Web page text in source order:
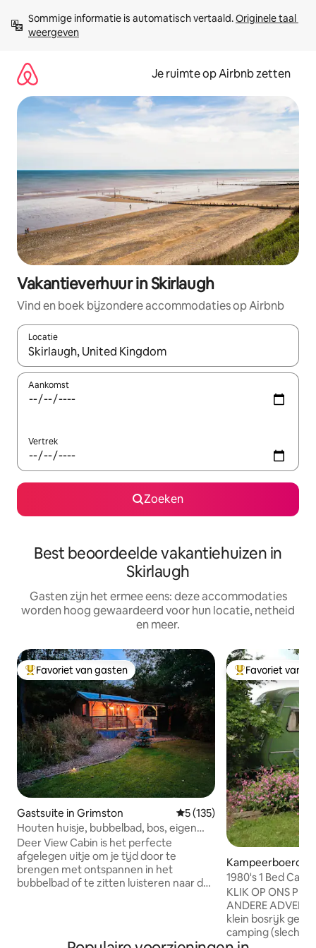
direct
naar
Sommige informatie is automatisch vertaald. Originele taal
weergeven
Je ruimte op Airbnb zetten
Vakantieverhuur in Skirlaugh
Vind en boek bijzondere accommodaties op Airbnb
Locatie
Wanneer er suggesties beschikbaar zijn, maak je een keuze
Aankomst
Vertrek
Zoeken
Best beoordeelde vakantiehuizen in
Skirlaugh
Gasten zijn het ermee eens: deze accommodaties
worden hoog gewaardeerd voor hun locatie, netheid
en meer.
Topfavoriet van gasten
Favoriet van gasten
Gastsuite in Grimston Gemiddelde beoordeling
5 (135)
Houten huisje, bubbelbad, bos, eigen
beveiligde tuin, zee.
Deer View Cabin is het perfecte
afgelegen uitje om je tijd door te
brengen met ontspannen in het
bubbelbad of te zitten luisteren naar de
Topfavoriet van
Favoriet van
iston
1980's 1 Bed
Wooded Area.
KLIK OP ONS
ANDERE
klein bosrijk
camping (slechts